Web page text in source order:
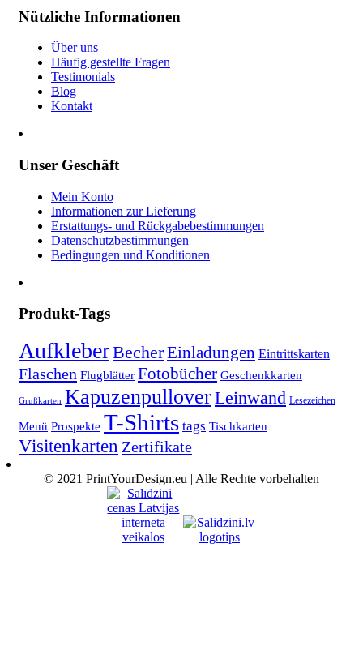
Nützliche Informationen
Über uns
Häufig gestellte Fragen
Testimonials
Blog
Kontakt
Unser Geschäft
Mein Konto
Informationen zur Lieferung
Erstattungs- und Rückgabebestimmungen
Datenschutzbestimmungen
Bedingungen und Konditionen
Produkt-Tags
AufkleberBecherEinladungen Eintrittskarten
Flaschen Flugblätter Fotobücher Geschenkkarten
Grußkarten KapuzenpulloverLeinwand Lesezeichen
Menü Prospekte T-Shirts tags Tischkarten
Visitenkarten Zertifikate
© 2021 PrintYourDesign.eu | Alle Rechte vorbehalten